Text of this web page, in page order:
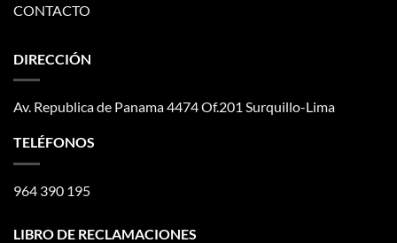
CONTACTO
DIRECCIÓN
Av. Republica de Panama 4474 Of.201 Surquillo-Lima
TELÉFONOS
964 390 195
LIBRO DE RECLAMACIONES